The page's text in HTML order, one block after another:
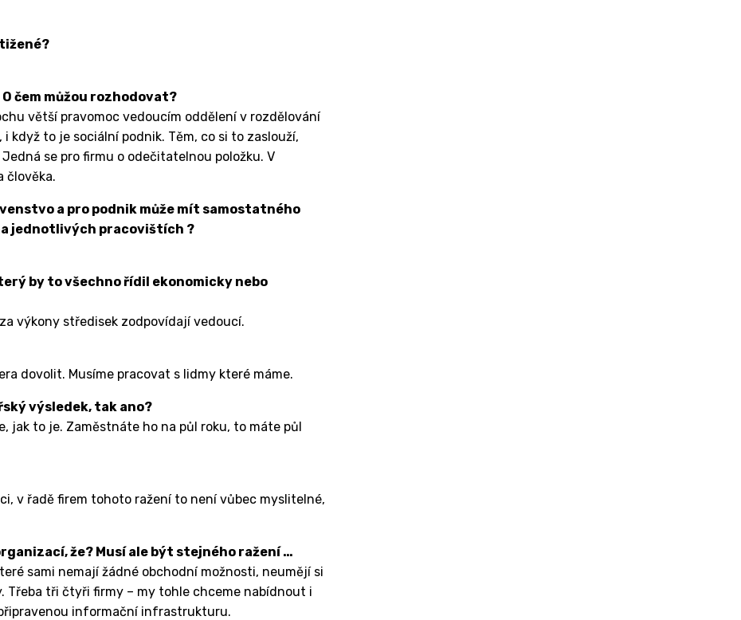
čem můžou rozhodovat?
větší pravomoc vedoucím oddělení v rozdělování
když to je sociální podnik. Těm, co si to zaslouží,
se pro firmu o odečitatelnou položku. V
člověka.
a pro podnik může mít samostatného
jednotlivých pracovištích ?
by to všechno řídil ekonomicky nebo
výkony středisek zodpovídají vedoucí.
dovolit. Musíme pracovat s lidmy které máme.
výsledek, tak ano?
jak to je. Zaměstnáte ho na půl roku, to máte půl
v řadě firem tohoto ražení to není vůbec myslitelné,
že? Musí ale být stejného ražení …
sami nemají žádné obchodní možnosti, neumějí si
tři čtyři firmy – my tohle chceme nabídnout i
informační infrastrukturu.